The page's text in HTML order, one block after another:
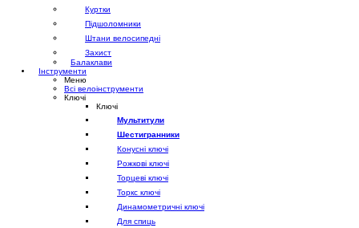
Куртки
Підшоломники
Штани велосипедні
Захист
Балаклави
Інструменти
Меню
Всі велоінструменти
Ключі
Ключі
Мультитули
Шестигранники
Конусні ключі
Рожкові ключі
Торцеві ключі
Торкс ключі
Динамометричні ключі
Для спиць